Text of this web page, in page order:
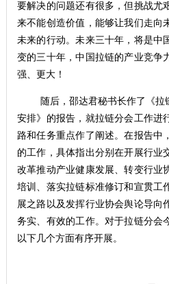
要解决的问题还有很多，但挑战尤
来不能创造价值，能够让我们走向
未来的行动。未来三十年，将是中
变的三十年，中国拉链的产业竞争
强、更大！
随后，邵达君秘书长作了《
安排》的报告，就拉链分会工作进
路和任务重点作了阐述。在报告中
的工作，具体指出分别在开展行业
改革推动产业健康发展、转变行业
培训、落实拉链标准修订和宣贯工
展之路以及发挥行业协会舆论导向
务实、有效的工作。对于拉链分会
以下几个方面有序开展。